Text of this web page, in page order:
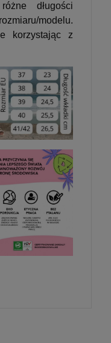
długości
modelu.
korzystając z